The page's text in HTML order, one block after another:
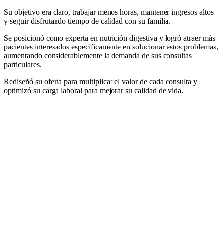
Su objetivo era claro, trabajar menos horas, mantener ingresos altos
y seguir disfrutando tiempo de calidad con su familia.
Se posicionó como experta en nutrición digestiva y logró atraer más
pacientes interesados específicamente en solucionar estos problemas,
aumentando considerablemente la demanda de sus consultas
particulares.
Rediseñó su oferta para multiplicar el valor de cada consulta y
optimizó su carga laboral para mejorar su calidad de vida.